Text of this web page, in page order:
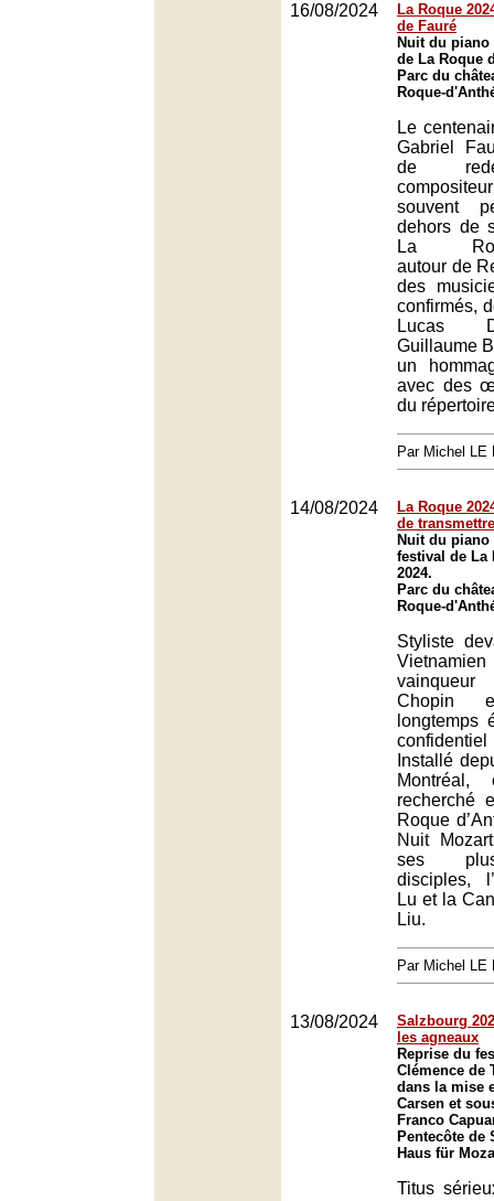
16/08/2024
La Roque
de Fauré
Nuit du piano
de La Roque
Parc du
Roque-
Le
Gabriel
de
souvent
dehors de
La
autour de
des
confirmés,
Lucas
Guillaume
un
avec des
du
Par Michel LE
14/08/2024
La Roque
de transmettre
Nuit du piano
festival de La
2024.
Parc du
Roque-
Styliste
Vietnamien
Chopin
longtemps
Installé
Montréal,
recherché
Roque
Nuit
ses
disciples,
Lu et la
Liu.
Par Michel LE
13/08/2024
Salzbourg
les agneaux
Reprise du
Clémence de
dans la mise
Carsen et
Franco
Pentecôte de
Haus für
Titus